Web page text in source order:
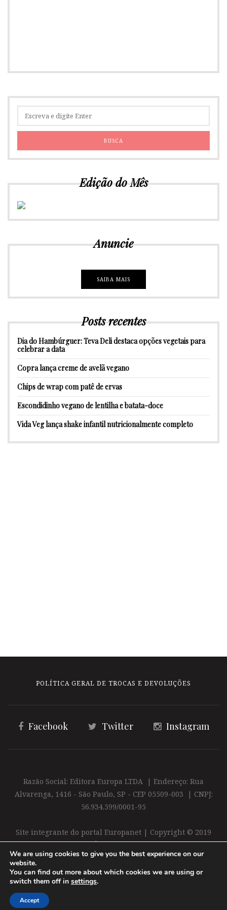
Edição do Mês
Anuncie
SAIBA MAIS
Posts recentes
Dia do Hambúrguer: Teva Deli destaca opções vegetais para
celebrar a data
Copra lança creme de avelã vegano
Chips de wrap com patê de ervas
Escondidinho vegano de lentilha e batata-doce
Vida Veg lança shake infantil nutricionalmente completo
POLÍTICA GERAL DE TROCAS E DEVOLUÇÕES
Facebook Twitter Instagram
Razão Social: Editora Europa LTDA | Endereço: Rua
Alvarenga, 1416 - São Paulo, SP - CEP 05509-003 | CNPJ:
56.934.599/0001-95
Site integrante do portal Europanet | Copyright © 2019
Editora Europa Ltda. É proibida a reprodução total ou
parcial do conteúdo deste site
We are using cookies to give you the best experience on our
website.
You can find out more about which cookies we are using or
switch them off in settings.
Accept